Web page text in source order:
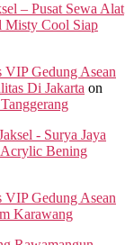
– Pusat Sewa Alat
Misty Cool Siap
Gedung Asean
Di Jakarta on
- Surya Jaya
Acrylic Bening
Gedung Asean
Karawang